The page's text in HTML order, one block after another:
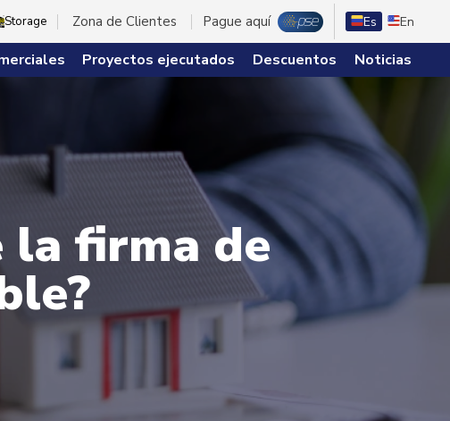
Storage Zona de Clientes Pague aquí Es En
Proyectos ejecutados Descuentos Noticias
la firma de